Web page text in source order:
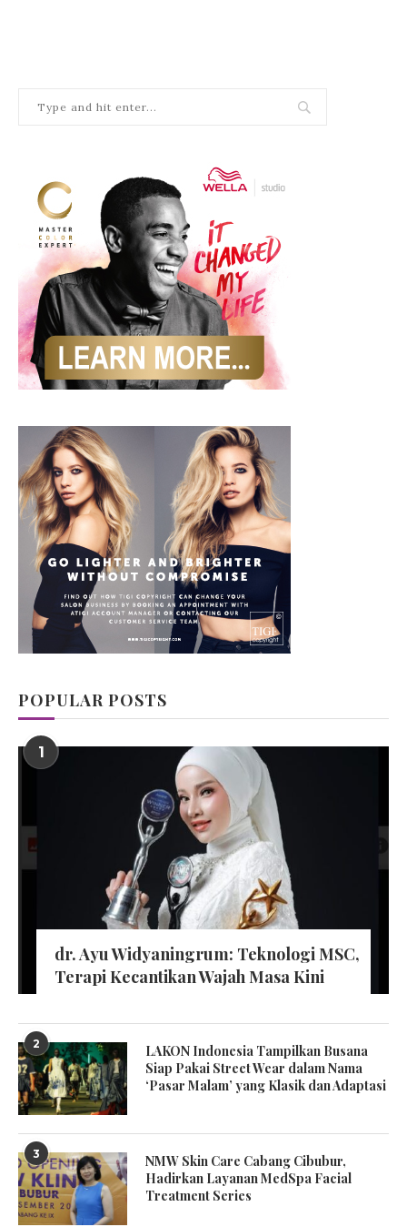
POPULAR POSTS
1
dr. Ayu Widyaningrum: Teknologi MSC,
Terapi Kecantikan Wajah Masa Kini
2
LAKON Indonesia Tampilkan Busana
Siap Pakai Street Wear dalam Nama
‘Pasar Malam’ yang Klasik dan Adaptasi
3
NMW Skin Care Cabang Cibubur,
Hadirkan Layanan MedSpa Facial
Treatment Series